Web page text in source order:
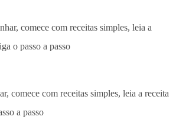
comece com receitas simples, leia a receita
a passo